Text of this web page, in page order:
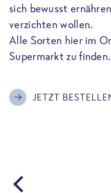
sich bewusst
verzichten wollen.
Alle Sorten hier im
Supermarkt zu finden.
JETZT